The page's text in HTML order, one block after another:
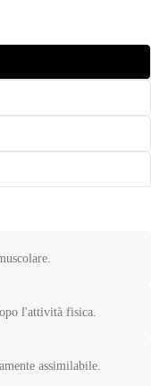
l'attività fisica.
assimilabile.